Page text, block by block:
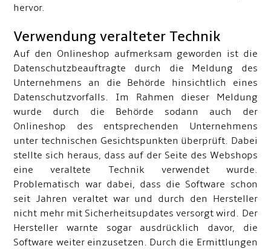
hervor.
Verwendung veralteter Technik
Auf den Onlineshop aufmerksam geworden ist die
Datenschutzbeauftragte durch die Meldung des
Unternehmens an die Behörde hinsichtlich eines
Datenschutzvorfalls. Im Rahmen dieser Meldung
wurde durch die Behörde sodann auch der
Onlineshop des entsprechenden Unternehmens
unter technischen Gesichtspunkten überprüft. Dabei
stellte sich heraus, dass auf der Seite des Webshops
eine veraltete Technik verwendet wurde.
Problematisch war dabei, dass die Software schon
seit Jahren veraltet war und durch den Hersteller
nicht mehr mit Sicherheitsupdates versorgt wird. Der
Hersteller warnte sogar ausdrücklich davor, die
Software weiter einzusetzen. Durch die Ermittlungen